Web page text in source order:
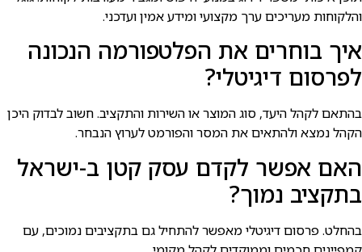
והלקוחות מעריכים ערך מקצועי ומידע אמין ועדכני.
איך בוחרים את הפלטפורמה הנכונה
לפרסום דיגיטלי?
בהתאם לקהל היעד, סוג המוצר או השירות והתקציב. חשוב לבדוק היכן
הקהל נמצא ולהתאים את המסר והפורמט לערוץ הנבחר.
האם אפשר לקדם עסק קטן ב-ישראל
בתקציב נמוך?
בהחלט. פרסום דיגיטלי מאפשר להתחיל גם בתקציבים נמוכים, עם